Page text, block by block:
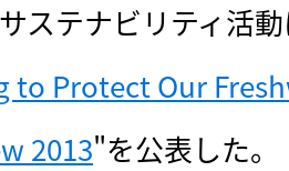
ステナビリティ活
to Protect Our
2013"を公表した。